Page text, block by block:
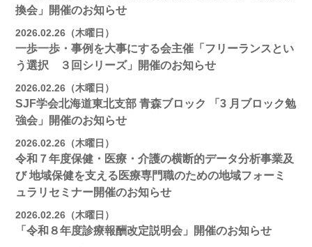
換会」開催のお知らせ
2026.02.26（木曜日）
一歩一歩・事例を大事にする会主催「フリーランスとい
う選択 ３回シリーズ」開催のお知らせ
2026.02.26（木曜日）
SJF学会北海道東北支部 ⻘森ブロック 「3 月ブロック勉
強会」開催のお知らせ
2026.02.26（木曜日）
令和７年度保健・医療・介護の横断的データ分析事業及
び 地域保健を支える医療専門職のための地域フォーミ
ュラリセミナー開催のお知らせ
2026.02.26（木曜日）
「令和８年度診療報酬改定説明会」開催のお知らせ